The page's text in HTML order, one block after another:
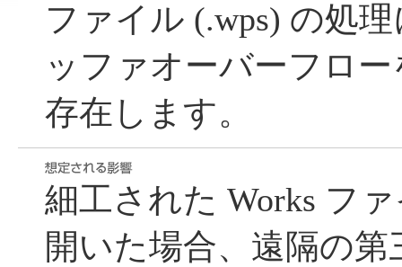
ファイル (.wps) の処
ッファオーバーフロ
存在します。
細工された Works フ
開いた場合、遠隔の